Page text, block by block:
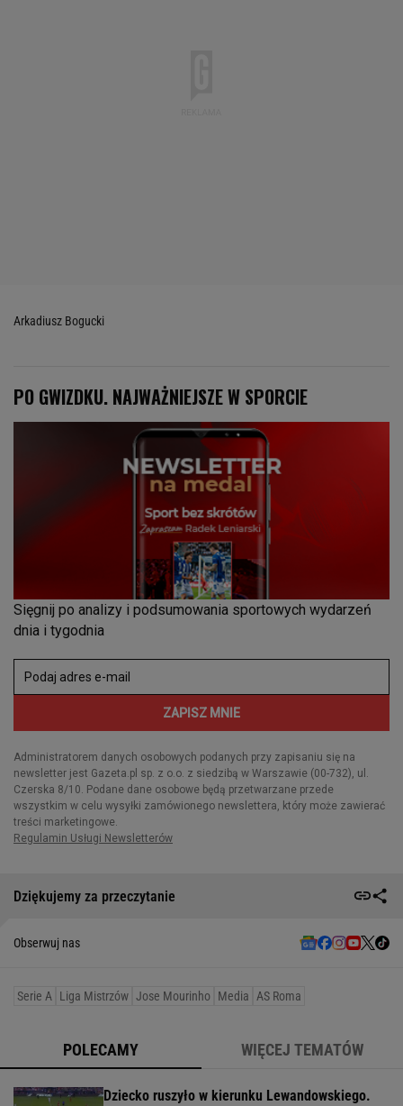
Arkadiusz Bogucki
Dziękujemy za przeczytanie
Obserwuj nas
Serie A Liga Mistrzów Jose Mourinho Media AS Roma
POLECAMY WIĘCEJ TEMATÓW
Dziecko ruszyło w kierunku Lewandowskiego.